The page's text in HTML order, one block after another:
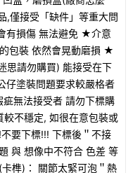
,僅接受「缺件」等重大問
有損傷 無法避免 ★介意
包裝 依然會晃動磨損 ★
思請勿購買) 能接受在下
仔塗裝問題要求較嚴格者
無法接受者 請勿下標購
不穩定, 如很在意包裝或
要下標!!! 下標後＂不接
與 想像中不符合 色差 等
榫)： 關節太緊可泡＂熱